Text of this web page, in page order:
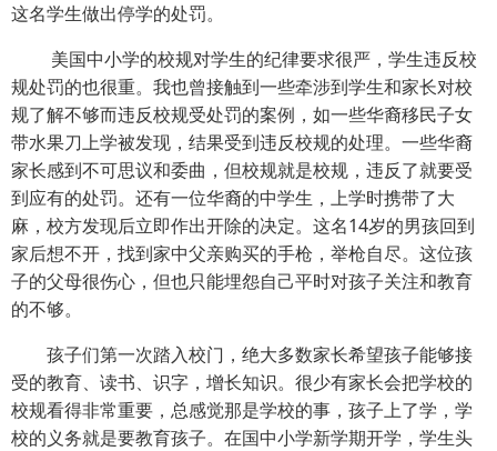
这名学生做出停学的处罚。
美国中小学的校规对学生的纪律要求很严，学生违反校
规处罚的也很重。我也曾接触到一些牵涉到学生和家长对校
规了解不够而违反校规受处罚的案例，如一些华裔移民子女
带水果刀上学被发现，结果受到违反校规的处理。一些华裔
家长感到不可思议和委曲，但校规就是校规，违反了就要受
到应有的处罚。还有一位华裔的中学生，上学时携带了大
麻，校方发现后立即作出开除的决定。这名14岁的男孩回到
家后想不开，找到家中父亲购买的手枪，举枪自尽。这位孩
子的父母很伤心，但也只能埋怨自己平时对孩子关注和教育
的不够。
孩子们第一次踏入校门，绝大多数家长希望孩子能够接
受的教育、读书、识字，增长知识。很少有家长会把学校的
校规看得非常重要，总感觉那是学校的事，孩子上了学，学
校的义务就是要教育孩子。在国中小学新学期开学，学生头